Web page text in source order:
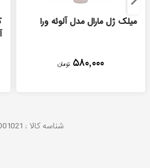
میلک ژل مارال مدل آلوئه ورا
۵۸۰,۰۰۰ تومان
شناسه کالا :